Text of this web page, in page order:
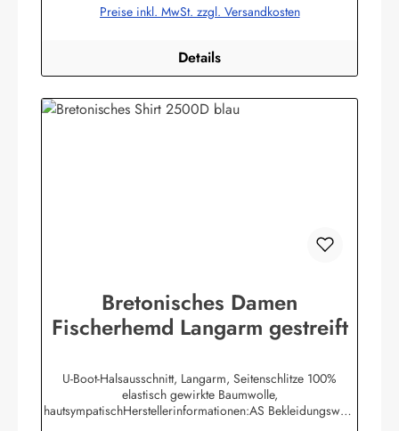
Preise inkl. MwSt. zzgl. Versandkosten
Details
Bretonisches Damen
Fischerhemd Langarm gestreift
U-Boot-Halsausschnitt, Langarm, Seitenschlitze 100%
elastisch gewirkte Baumwolle,
hautsympatischHerstellerinformationen:AS Bekleidungswerk